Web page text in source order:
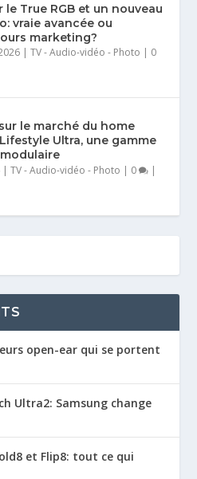
le True RGB et un nouveau
vraie avancée ou
marketing?
|TV - Audio-vidéo - Photo | 0
le marché du home
Ultra, une gamme
|TV - Audio-vidéo - Photo | 0 |
open-ear qui se portent
Ultra2: Samsung change
et Flip8: tout ce qui